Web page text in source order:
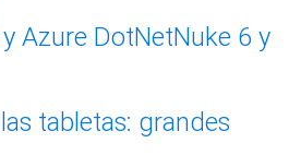
DotNetNuke 6 y